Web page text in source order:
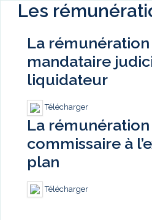
Les
La
mandataire
liquidateur
Télécharger
La
commissaire à
plan
Télécharger